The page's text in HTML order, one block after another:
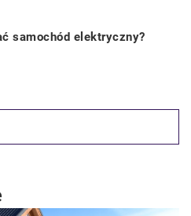
samochód elektryczny?